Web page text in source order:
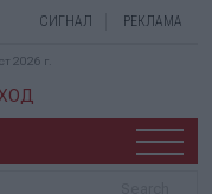
СИГНАЛ РЕКЛАМА
2026 г.